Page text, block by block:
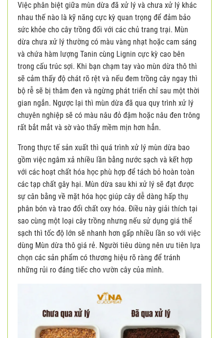
Việc phân biệt giữa mùn dừa đã xử lý và chưa xử lý khác
nhau thế nào là kỹ năng cực kỳ quan trọng để đảm bảo
sức khỏe cho cây trồng đối với các chủ trang trại. Mùn
dừa chưa xử lý thường có màu vàng nhạt hoặc cam sáng
và chứa hàm lượng Tanin cùng Lignin cực kỳ cao bên
trong cấu trúc sợi. Khi bạn chạm tay vào mùn dừa thô thì
sẽ cảm thấy độ chát rõ rệt và nếu đem trồng cây ngay thì
bộ rễ sẽ bị thâm đen và ngừng phát triển chỉ sau một thời
gian ngắn. Ngược lại thì mùn dừa đã qua quy trình xử lý
chuyên nghiệp sẽ có màu nâu đỏ đậm hoặc nâu đen trông
rất bắt mắt và sờ vào thấy mềm mịn hơn hẳn.
Trong thực tế sản xuất thì quá trình xử lý mùn dừa bao
gồm việc ngâm xả nhiều lần bằng nước sạch và kết hợp
với các hoạt chất hóa học phù hợp để tách bỏ hoàn toàn
các tạp chất gây hại. Mùn dừa sau khi xử lý sẽ đạt được
sự cân bằng về mặt hóa học giúp cây dễ dàng hấp thụ
phân bón và trao đổi chất oxy hóa. Điều này giải thích tại
sao cùng một loại cây trồng nhưng nếu sử dụng giá thể
sạch thì tốc độ lớn sẽ nhanh hơn gấp nhiều lần so với việc
dùng Mùn dừa thô giá rẻ. Người tiêu dùng nên ưu tiên lựa
chọn các sản phẩm có thương hiệu rõ ràng để tránh
những rủi ro đáng tiếc cho vườn cây của mình.